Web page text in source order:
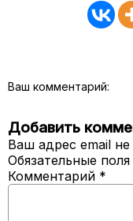
Ваш комментарий:
Добавить
Ваш адрес email не
Обязательные
Комментарий *